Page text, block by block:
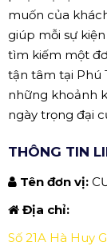
muốn của
giúp mỗi sự
tìm kiếm một
tận tâm tại Phú
những khoảnh
ngày trọng đại
THÔNG TIN
Tên đơn vị:
Địa chỉ:
Số 21A Hà Huy